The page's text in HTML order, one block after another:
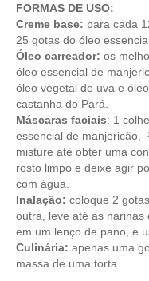
FORMAS DE USO:
Creme base: para cada
25 gotas do óleo
Óleo carreador: os
óleo essencial de
óleo vegetal de uva e
castanha do Pará.
Máscaras faciais: 1
essencial de manjericão,
misture até obter uma
rosto limpo e deixe agir
com água.
Inalação: coloque 2
outra, leve até as
em um lenço de pano, e
Culinária: apenas uma
massa de uma torta.